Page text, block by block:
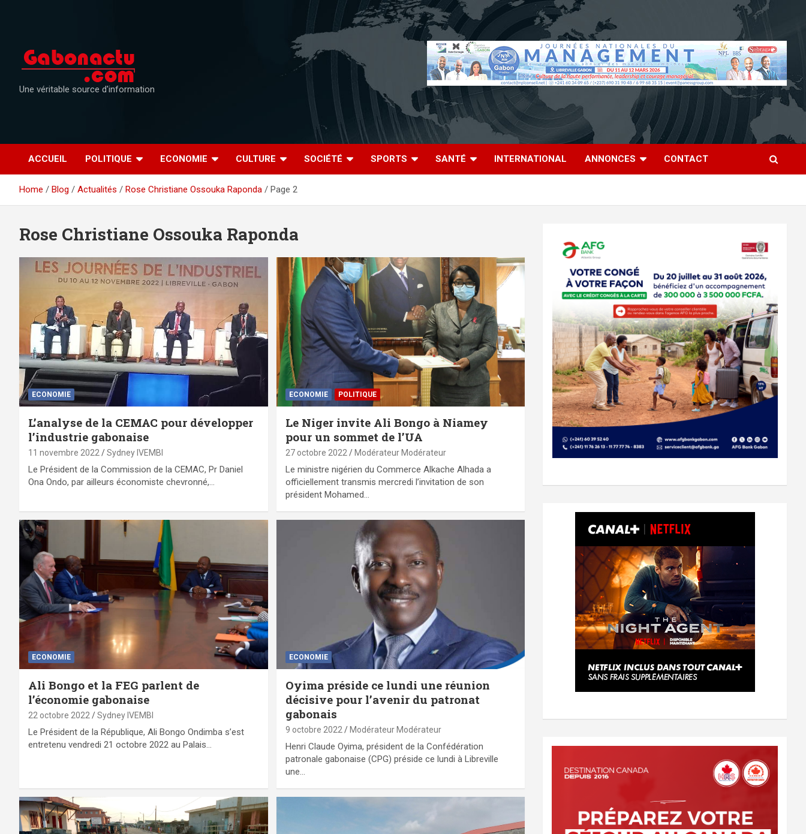
Une véritable source d'information
ACCUEIL POLITIQUE ECONOMIE CULTURE SOCIÉTÉ SPORTS SANTÉ INTERNATIONAL ANNONCES CONTACT
Home Blog Actualités Rose Christiane Ossouka Raponda Page 2
Rose Christiane Ossouka Raponda
ECONOMIE
L’analyse de la CEMAC pour développer
l’industrie gabonaise
11 novembre 2022 Sydney IVEMBI
Le Président de la Commission de la CEMAC, Pr Daniel
Ona Ondo, par ailleurs économiste chevronné,…
ECONOMIE POLITIQUE
Le Niger invite Ali Bongo à Niamey
pour un sommet de l’UA
27 octobre 2022 Modérateur Modérateur
Le ministre nigérien du Commerce Alkache Alhada a
officiellement transmis mercredi l’invitation de son
président Mohamed…
ECONOMIE
Ali Bongo et la FEG parlent de
l’économie gabonaise
22 octobre 2022 Sydney IVEMBI
Le Président de la République, Ali Bongo Ondimba s’est
entretenu vendredi 21 octobre 2022 au Palais…
ECONOMIE
Oyima préside ce lundi une réunion
décisive pour l’avenir du patronat
gabonais
9 octobre 2022 Modérateur Modérateur
Henri Claude Oyima, président de la Confédération
patronale gabonaise (CPG) préside ce lundi à Libreville
une…